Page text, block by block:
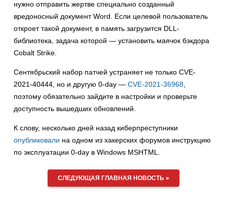
нужно отправить жертве специально созданный
вредоносный документ Word. Если целевой пользователь
откроет такой документ, в память загрузится DLL-
библиотека, задача которой — установить маячок бэкдора
Cobalt Strike.
Сентябрьский набор патчей устраняет не только CVE-
2021-40444, но и другую 0-day — CVE-2021-36968,
поэтому обязательно зайдите в настройки и проверьте
доступность вышедших обновлений.
К слову, несколько дней назад киберпреступники
опубликовали на одном из хакерских форумов инструкцию
по эксплуатации 0-day в Windows MSHTML.
СЛЕДУЮЩАЯ ГЛАВНАЯ НОВОСТЬ »